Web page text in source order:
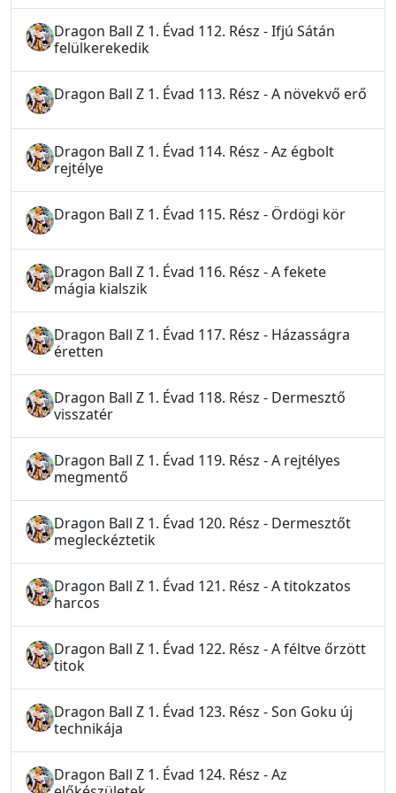
Dragon Ball Z 1. Évad 112. Rész - Ifjú Sátán
felülkerekedik
Dragon Ball Z 1. Évad 113. Rész - A növekvő erő
Dragon Ball Z 1. Évad 114. Rész - Az égbolt
rejtélye
Dragon Ball Z 1. Évad 115. Rész - Ördögi kör
Dragon Ball Z 1. Évad 116. Rész - A fekete
mágia kialszik
Dragon Ball Z 1. Évad 117. Rész - Házasságra
éretten
Dragon Ball Z 1. Évad 118. Rész - Dermesztő
visszatér
Dragon Ball Z 1. Évad 119. Rész - A rejtélyes
megmentő
Dragon Ball Z 1. Évad 120. Rész - Dermesztőt
megleckéztetik
Dragon Ball Z 1. Évad 121. Rész - A titokzatos
harcos
Dragon Ball Z 1. Évad 122. Rész - A féltve őrzött
titok
Dragon Ball Z 1. Évad 123. Rész - Son Goku új
technikája
Dragon Ball Z 1. Évad 124. Rész - Az